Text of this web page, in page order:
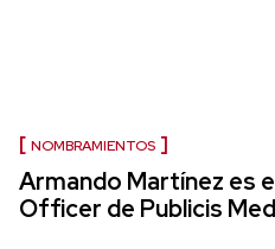
NOMBRAMIENTOS
Armando Martínez es
Officer de Publicis